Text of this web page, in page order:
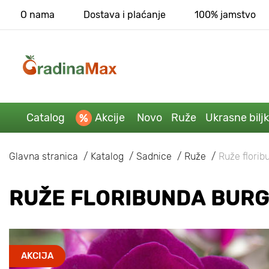
O nama Dostava i plaćanje 100% jamstvo
Catalog Akcije Novo Ruže Ukrasne
Glavna stranica Katalog Sadnice Ruže Ruže
RUŽE FLORIBUNDA
AKCIJA